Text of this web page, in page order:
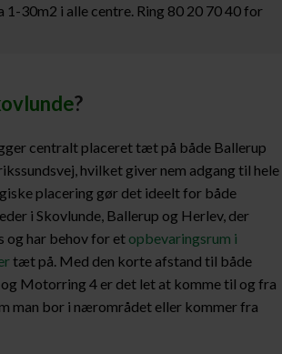
1-30m2 i alle centre. Ring 80 20 70 40 for
?
centralt placeret tæt på både Ballerup
hvilket giver nem adgang til hele
placering gør det ideelt for både
i Skovlunde, Ballerup og Herlev, der
og har behov for et opbevaringsrum i
tæt på. Med den korte afstand til både
Motorring 4 er det let at komme til og fra
man bor i nærområdet eller kommer fra